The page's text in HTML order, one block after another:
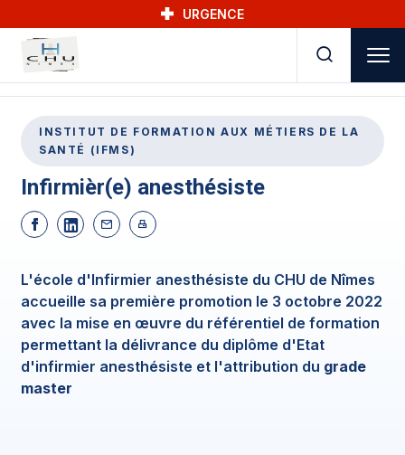
URGENCE
INSTITUT DE FORMATION AUX MÉTIERS DE LA
SANTÉ (IFMS)
Infirmièr(e) anesthésiste
L'école d'Infirmier anesthésiste du CHU de Nîmes
accueille sa première promotion le 3 octobre 2022
avec la mise en œuvre du référentiel de formation
permettant la délivrance du diplôme d'Etat
d'infirmier anesthésiste et l'attribution du grade
master